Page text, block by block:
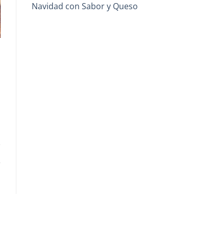
Navidad con Sabor y Queso